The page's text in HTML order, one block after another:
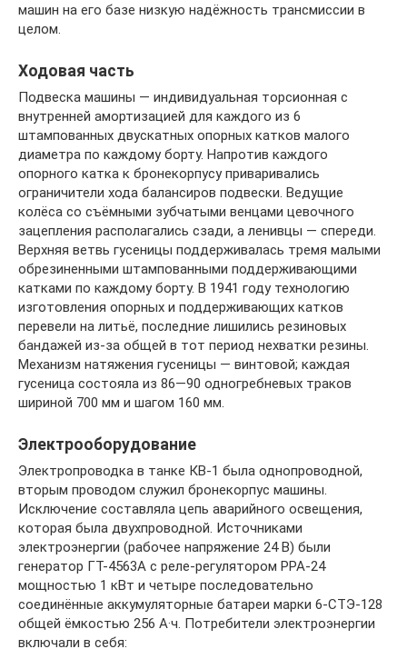
машин на его базе низкую надёжность трансмиссии в
целом.
Ходовая часть
Подвеска машины — индивидуальная торсионная с
внутренней амортизацией для каждого из 6
штампованных двускатных опорных катков малого
диаметра по каждому борту. Напротив каждого
опорного катка к бронекорпусу приваривались
ограничители хода балансиров подвески. Ведущие
колёса со съёмными зубчатыми венцами цевочного
зацепления располагались сзади, а ленивцы — спереди.
Верхняя ветвь гусеницы поддерживалась тремя малыми
обрезиненными штампованными поддерживающими
катками по каждому борту. В 1941 году технологию
изготовления опорных и поддерживающих катков
перевели на литьё, последние лишились резиновых
бандажей из-за общей в тот период нехватки резины.
Механизм натяжения гусеницы — винтовой; каждая
гусеница состояла из 86—90 одногребневых траков
шириной 700 мм и шагом 160 мм.
Электрооборудование
Электропроводка в танке КВ-1 была однопроводной,
вторым проводом служил бронекорпус машины.
Исключение составляла цепь аварийного освещения,
которая была двухпроводной. Источниками
электроэнергии (рабочее напряжение 24 В) были
генератор ГТ-4563А с реле-регулятором РРА-24
мощностью 1 кВт и четыре последовательно
соединённые аккумуляторные батареи марки 6-СТЭ-128
общей ёмкостью 256 А·ч. Потребители электроэнергии
включали в себя: